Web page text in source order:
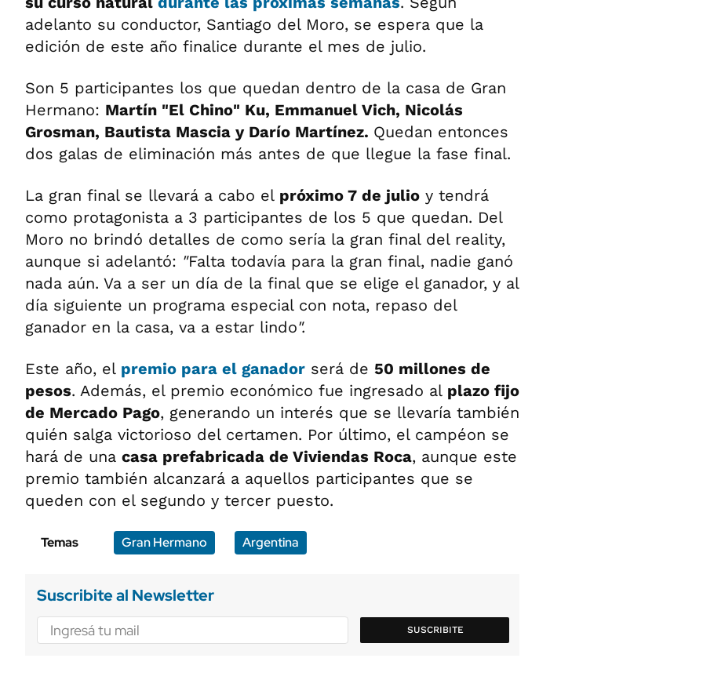
adelanto su conductor, Santiago del Moro, se espera que la
edición de este año finalice durante el mes de julio.
Son 5 participantes los que quedan dentro de la casa de Gran
Hermano: Martín "El Chino" Ku, Emmanuel Vich, Nicolás
Grosman, Bautista Mascia y Darío Martínez. Quedan entonces
dos galas de eliminación más antes de que llegue la fase final.
La gran final se llevará a cabo el próximo 7 de julio y tendrá
como protagonista a 3 participantes de los 5 que quedan. Del
Moro no brindó detalles de como sería la gran final del reality,
aunque si adelantó: "Falta todavía para la gran final, nadie ganó
nada aún. Va a ser un día de la final que se elige el ganador, y al
día siguiente un programa especial con nota, repaso del
ganador en la casa, va a estar lindo".
Este año, el premio para el ganador será de 50 millones de
pesos. Además, el premio económico fue ingresado al plazo fijo
de Mercado Pago, generando un interés que se llevaría también
quién salga victorioso del certamen. Por último, el campéon se
hará de una casa prefabricada de Viviendas Roca, aunque este
premio también alcanzará a aquellos participantes que se
queden con el segundo y tercer puesto.
Temas Gran Hermano Argentina
Suscribite al Newsletter
SUSCRIBITE